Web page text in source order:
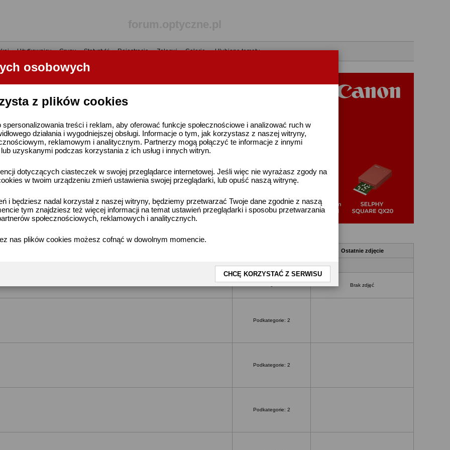
osobowych
z plików cookies
treści i reklam, aby oferować funkcje społecznościowe i analizować ruch w
działania i wygodniejszej obsługi. Informacje o tym, jak korzystasz z naszej witryny,
reklamowym i analitycznym. Partnerzy mogą połączyć te informacje z innymi
uzyskanymi podczas korzystania z ich usług i innych witryn.
dotyczących ciasteczek w swojej przeglądarce internetowej. Jeśli więc nie wyrażasz zgody na
w twoim urządzeniu zmień ustawienia swojej przeglądarki, lub opuść naszą witrynę.
i będziesz nadal korzystał z naszej witryny, będziemy przetwarzać Twoje dane zgodnie z naszą
tym znajdziesz też więcej informacji na temat ustawień przeglądarki i sposobu przetwarzania
społecznościowych, reklamowych i analitycznych.
nas plików cookies możesz cofnąć w dowolnym momencie.
CHCĘ KORZYSTAĆ Z SERWISU
•Użytkownicy•Grupy•Statystyki•Rejestracja•Zaloguj•Galerie• Ulubione tematy
Ostatnie zdjęcie
Brak zdjęć
Podkategorie: 2
Podkategorie: 2
Podkategorie: 2